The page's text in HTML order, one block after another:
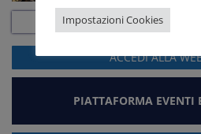
ACCEDI ALLA
PIATTAFORMA EVENTI
Impostazioni Cookies